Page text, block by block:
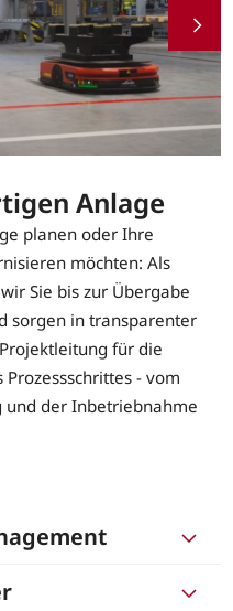
Anlage
planen oder Ihre
möchten: Als
Sie bis zur Übergabe
sorgen in transparenter
für die
- vom
und der Inbetriebnahme